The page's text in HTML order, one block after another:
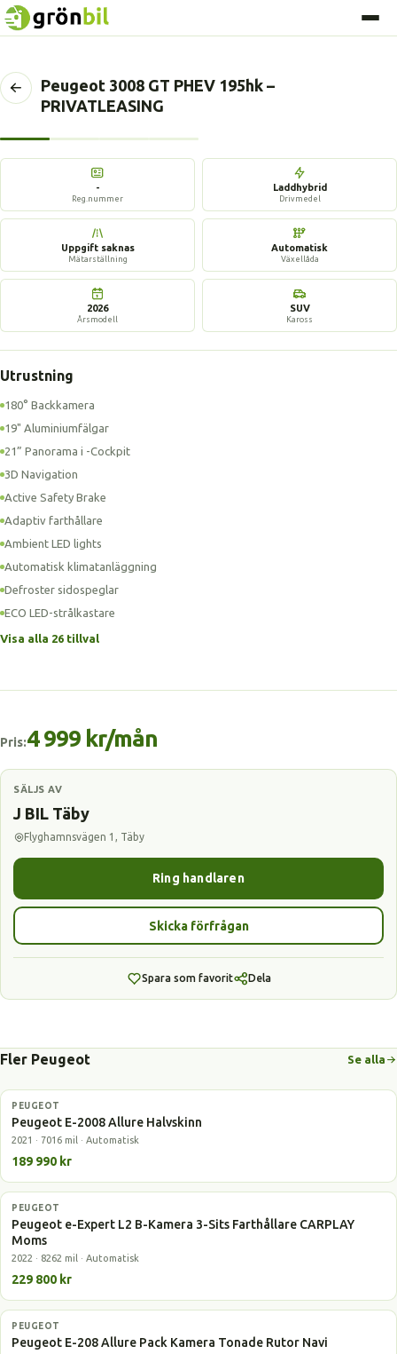
Tillbaka
sida
Peugeot 3008 GT PHEV 195hk –
PRIVATLEASING
-
Reg.nummer
Laddhybrid
Drivmedel
Uppgift saknas
Mätarställning
Automatisk
Växellåda
2026
Årsmodell
SUV
Kaross
Utrustning
180° Backkamera
19" Aluminiumfälgar
21” Panorama i -Cockpit
3D Navigation
Active Safety Brake
Adaptiv farthållare
Ambient LED lights
Automatisk klimatanläggning
Defroster sidospeglar
ECO LED-strålkastare
Visa alla 26 tillval
Pris:4 999 kr/mån
SÄLJS AV
J BIL Täby
Flyghamnsvägen 1, Täby
Ring handlaren
Skicka förfrågan
Spara som favorit Dela
Fler Peugeot Se alla
Elbil
PEUGEOT
Peugeot E-2008 Allure Halvskinn
2021 · 7016 mil · Automatisk
189 990 kr
Elbil
PEUGEOT
Peugeot e-Expert L2 B-Kamera 3-Sits Farthållare CARPLAY
Moms
2022 · 8262 mil · Automatisk
229 800 kr
Elbil
PEUGEOT
Peugeot E-208 Allure Pack Kamera Tonade Rutor Navi